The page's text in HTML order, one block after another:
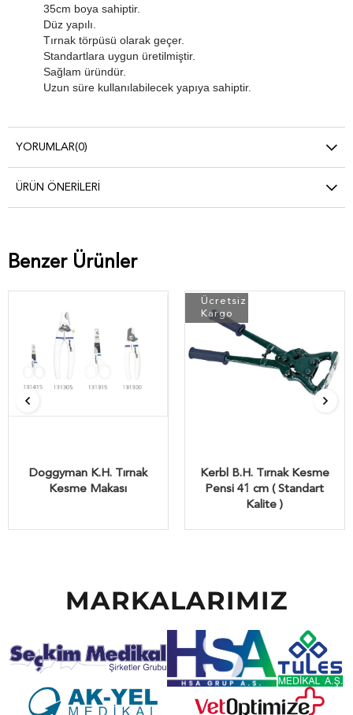
35cm boya sahiptir.
Düz yapılı.
Tırnak törpüsü olarak geçer.
Standartlara uygun üretilmiştir.
Sağlam üründür.
Uzun süre kullanılabilecek yapıya sahiptir.
YORUMLAR(0)
ÜRÜN ÖNERILERI
Benzer Ürünler
Doggyman K.H. Tırnak
Kesme Makası
Kerbl B.H. Tırnak Kesme
Pensi 41 cm ( Standart
Kalite )
Ücretsiz
Kargo
MARKALARIMIZ